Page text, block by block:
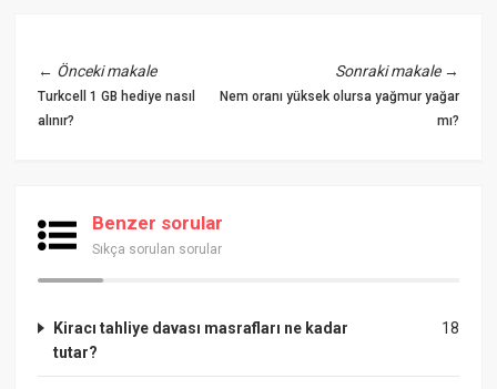
← Önceki makale
Turkcell 1 GB hediye nasıl
alınır?
Sonraki makale→
Nem oranı yüksek olursa yağmur yağar
mı?
Benzer sorular
Sıkça sorulan sorular
18
Kiracı tahliye davası masrafları ne kadar
tutar?